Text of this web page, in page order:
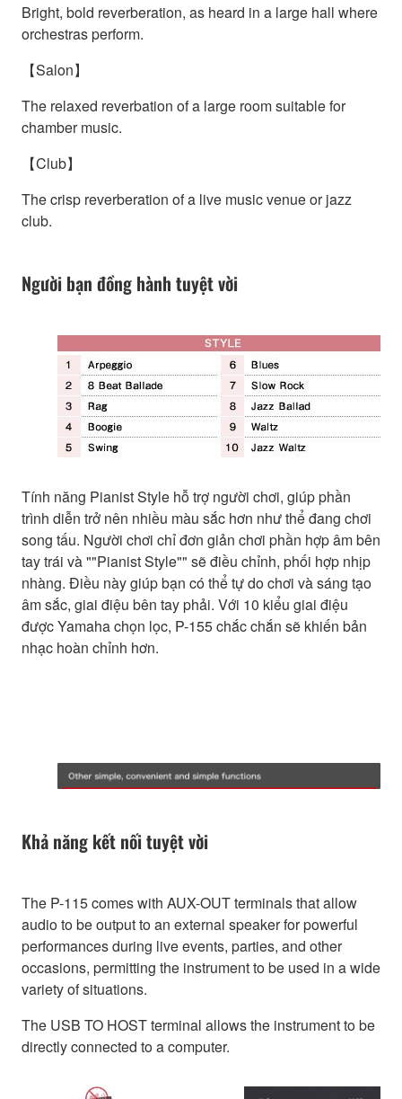
Bright, bold reverberation, as heard in a large hall where
orchestras perform.
【Salon】
The relaxed reverbation of a large room suitable for
chamber music.
【Club】
The crisp reverberation of a live music venue or jazz
club.
Người bạn đồng hành tuyệt vời
Tính năng Pianist Style hỗ trợ người chơi, giúp phần
trình diễn trở nên nhiều màu sắc hơn như thể đang chơi
song tấu. Người chơi chỉ đơn giản chơi phần hợp âm bên
tay trái và ""Pianist Style"" sẽ điều chỉnh, phối hợp nhịp
nhàng. Điều này giúp bạn có thể tự do chơi và sáng tạo
âm sắc, giai điệu bên tay phải. Với 10 kiểu giai điệu
được Yamaha chọn lọc, P-155 chắc chắn sẽ khiến bản
nhạc hoàn chỉnh hơn.
Khả năng kết nối tuyệt vời
The P-115 comes with AUX-OUT terminals that allow
audio to be output to an external speaker for powerful
performances during live events, parties, and other
occasions, permitting the instrument to be used in a wide
variety of situations.
The USB TO HOST terminal allows the instrument to be
directly connected to a computer.